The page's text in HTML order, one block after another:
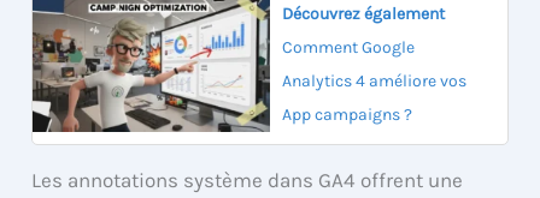
Découvrez également
Comment Google
Analytics 4 améliore vos
App campaigns ?
Les annotations système dans GA4 offrent une